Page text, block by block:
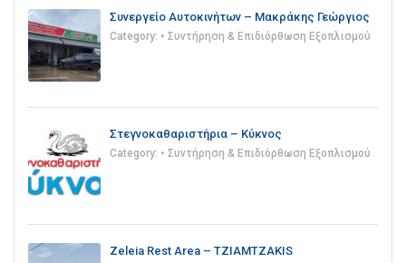
Συνεργείο Αυτοκινήτων – Μακράκης Γεώργιος
Category: • Συντήρηση & Επιδιόρθωση Εξοπλισμού
Στεγνοκαθαριστήρια – Κύκνος
Category: • Συντήρηση & Επιδιόρθωση Εξοπλισμού
Zeleia Rest Area – TZIAMTZAKIS